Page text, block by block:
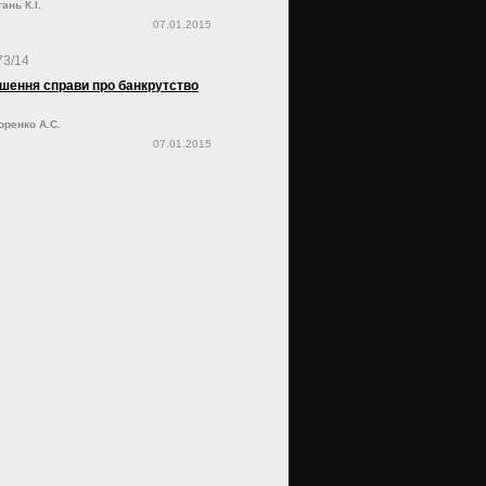
К.І.
07.01.2015
14
справи про банкрутство
А.С.
07.01.2015